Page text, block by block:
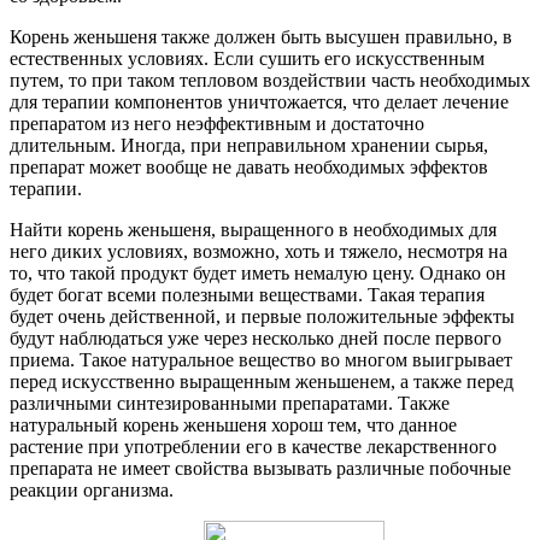
Корень женьшеня также должен быть высушен правильно, в
естественных условиях. Если сушить его искусственным
путем, то при таком тепловом воздействии часть необходимых
для терапии компонентов уничтожается, что делает лечение
препаратом из него неэффективным и достаточно
длительным. Иногда, при неправильном хранении сырья,
препарат может вообще не давать необходимых эффектов
терапии.
Найти корень женьшеня, выращенного в необходимых для
него диких условиях, возможно, хоть и тяжело, несмотря на
то, что такой продукт будет иметь немалую цену. Однако он
будет богат всеми полезными веществами. Такая терапия
будет очень действенной, и первые положительные эффекты
будут наблюдаться уже через несколько дней после первого
приема. Такое натуральное вещество во многом выигрывает
перед искусственно выращенным женьшенем, а также перед
различными синтезированными препаратами. Также
натуральный корень женьшеня хорош тем, что данное
растение при употреблении его в качестве лекарственного
препарата не имеет свойства вызывать различные побочные
реакции организма.